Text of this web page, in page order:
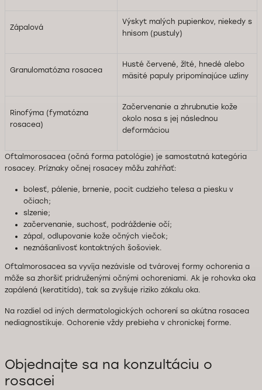
Zápalová
Výskyt malých pupienkov, niekedy s
hnisom (pustuly)
Granulomatózna rosacea
Husté červené, žlté, hnedé alebo
mäsité papuly pripomínajúce uzliny
Rinofýma (fymatózna
rosacea)
Začervenanie a zhrubnutie kože
okolo nosa s jej následnou
deformáciou
Oftalmorosacea (očná forma patológie) je samostatná kategória
rosacey. Príznaky očnej rosacey môžu zahŕňať:
bolesť, pálenie, brnenie, pocit cudzieho telesa a piesku v
očiach;
slzenie;
začervenanie, suchosť, podráždenie očí;
zápal, odlupovanie kože očných viečok;
neznášanlivosť kontaktných šošoviek.
Oftalmorosacea sa vyvíja nezávisle od tvárovej formy ochorenia a
môže sa zhoršiť pridruženými očnými ochoreniami. Ak je rohovka oka
zapálená (keratitída), tak sa zvyšuje riziko zákalu oka.
Na rozdiel od iných dermatologických ochorení sa akútna rosacea
nediagnostikuje. Ochorenie vždy prebieha v chronickej forme.
Objednajte sa na konzultáciu o
rosacei